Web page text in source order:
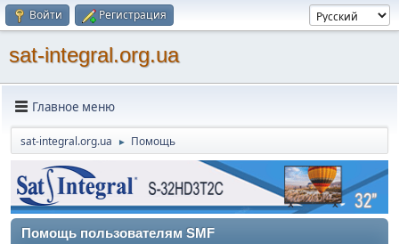
Войти Регистрация
sat-integral.org.ua
Главное меню
sat-integral.org.ua ► Помощь
Помощь пользователям SMF